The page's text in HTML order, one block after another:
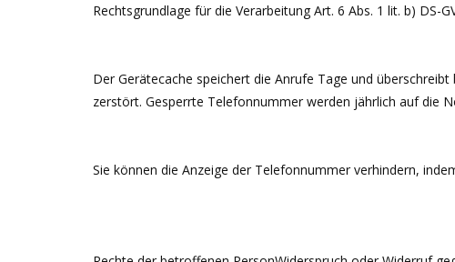
Rechtsgrundlage für die Verarbeitung Art. 6 Abs. 1 lit. b) DS-
Der Gerätecache speichert die Anrufe Tage und
zerstört. Gesperrte Telefonnummer werden jährlich auf die
Sie können die Anzeige der Telefonnummer verhindern,